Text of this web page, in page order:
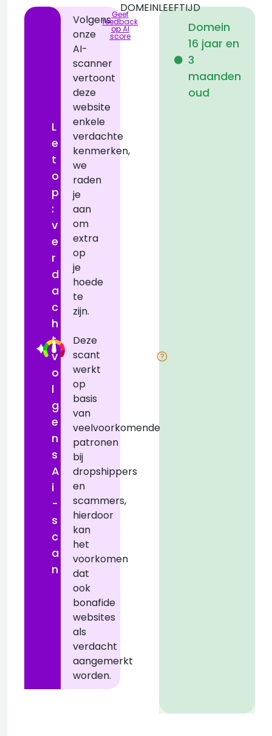
L
e
t
o
p
:
v
e
r
d
a
c
h
t
v
o
l
g
e
n
s
A
i
-
s
c
a
n
Volgens
onze
AI-
scanner
vertoont
deze
website
enkele
verdachte
kenmerken,
we
raden
je
aan
om
extra
op
je
hoede
te
zijn.
Deze
scant
werkt
op
basis
van
veelvoorkomende
patronen
bij
dropshippers
en
scammers,
hierdoor
kan
het
voorkomen
dat
ook
bonafide
websites
als
verdacht
aangemerkt
worden.
Geef
feedback
op AI
score
DOMEINLEEFTIJD
Domein
16 jaar en
3
maanden
oud